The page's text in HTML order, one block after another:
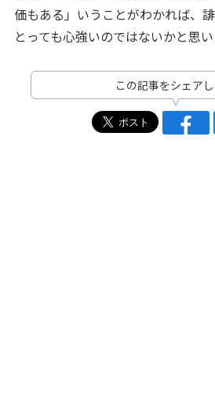
価もある」いうことがわかれば、
とっても心強いのではないかと思い
この記事をシェア